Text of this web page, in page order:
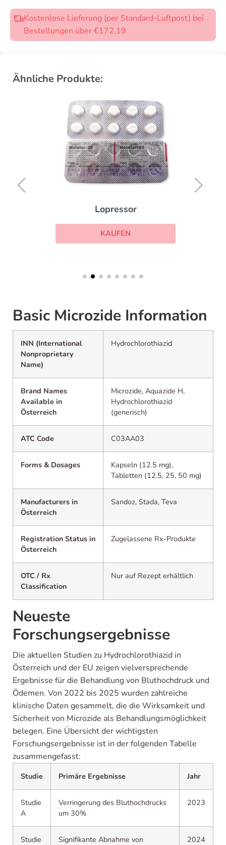
Kostenlose Lieferung (per Standard-Luftpost) bei
Bestellungen über €172.19
Ähnliche Produkte:
Lopressor
KAUFEN
Basic Microzide Information
INN (International
Nonproprietary
Name)
Hydrochlorothiazid
Brand Names
Available in
Österreich
Microzide, Aquazide H,
Hydrochlorothiazid
(generisch)
ATC Code C03AA03
Forms & Dosages
Kapseln (12.5 mg),
Tabletten (12.5, 25, 50 mg)
Manufacturers in
Österreich
Sandoz, Stada, Teva
Registration Status in
Österreich
Zugelassene Rx-Produkte
OTC / Rx
Classification
Nur auf Rezept erhältlich
Neueste
Forschungsergebnisse
Die aktuellen Studien zu Hydrochlorothiazid in
Österreich und der EU zeigen vielversprechende
Ergebnisse für die Behandlung von Bluthochdruck und
Ödemen. Von 2022 bis 2025 wurden zahlreiche
klinische Daten gesammelt, die die Wirksamkeit und
Sicherheit von Microzide als Behandlungsmöglichkeit
belegen. Eine Übersicht der wichtigsten
Forschungsergebnisse ist in der folgenden Tabelle
zusammengefasst:
Studie Primäre Ergebnisse Jahr
Studie
A
Verringerung des Bluthochdrucks
um 30%
2023
Studie
Signifikante Abnahme von
2024